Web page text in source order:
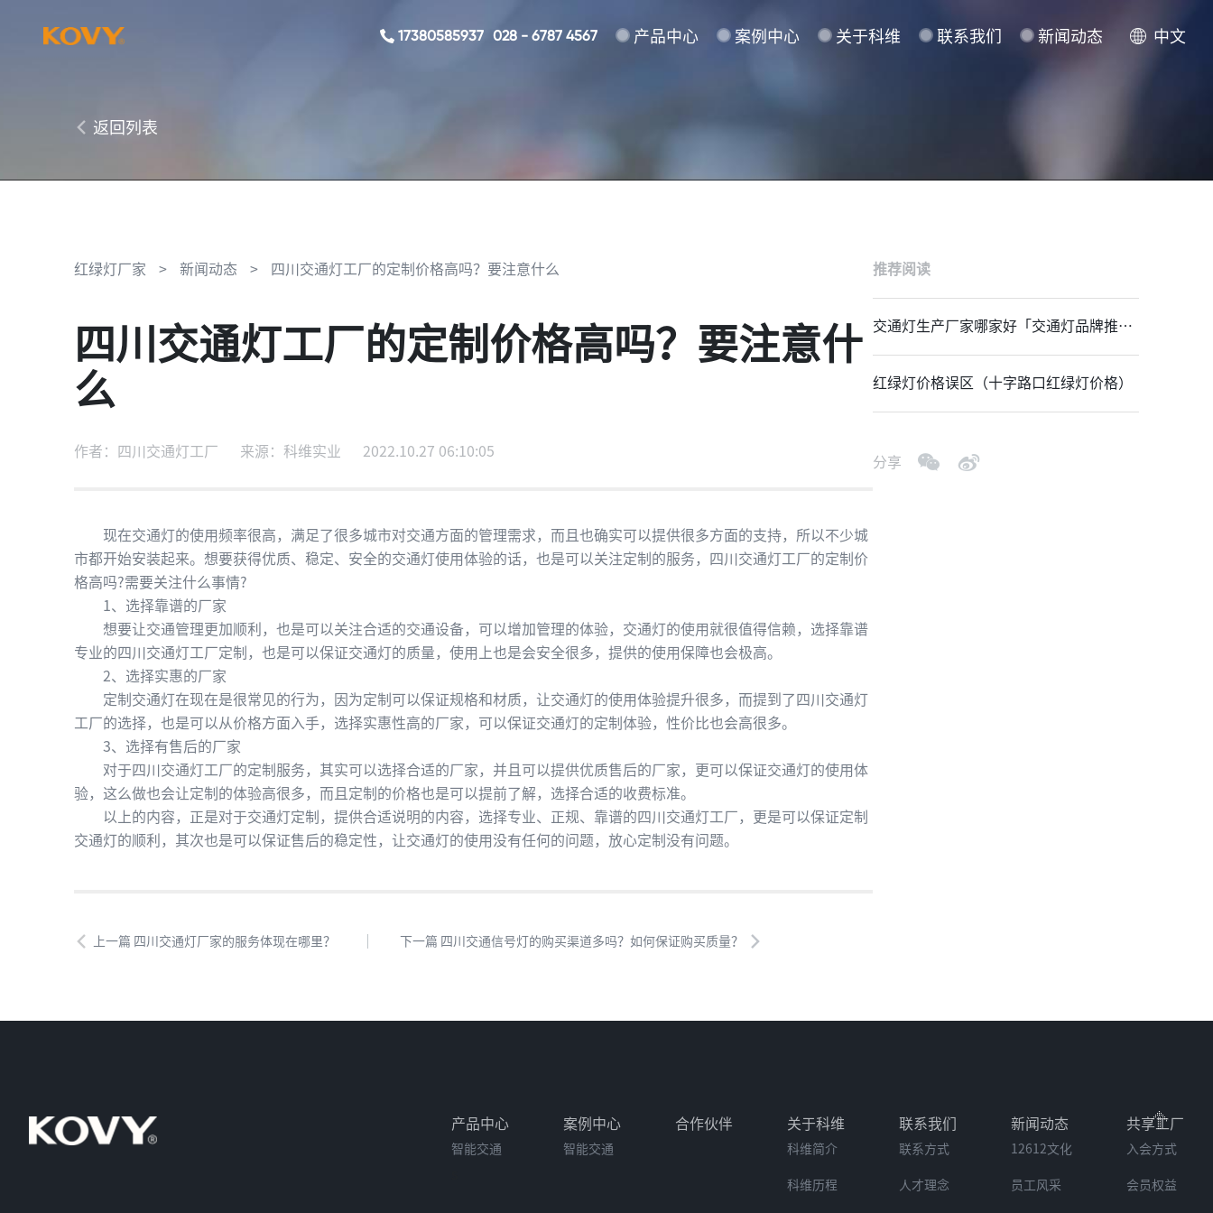
17380585937 028 - 6787 4567 产品中心 案例中心 关于科维 联系我们 新闻动态 中文
返回列表
红绿灯厂家 > 新闻动态 > 四川交通灯工厂的定制价格高吗？要注意什么
四川交通灯工厂的定制价格高吗？要注意什
么
作者：四川交通灯工厂 来源：科维实业 2022.10.27 06:10:05
现在交通灯的使用频率很高，满足了很多城市对交通方面的管理需求，而且也确实可以提供很多方面的支持，所以不少城
市都开始安装起来。想要获得优质、稳定、安全的交通灯使用体验的话，也是可以关注定制的服务，四川交通灯工厂的定制价
格高吗?需要关注什么事情?
1、选择靠谱的厂家
想要让交通管理更加顺利，也是可以关注合适的交通设备，可以增加管理的体验，交通灯的使用就很值得信赖，选择靠谱
专业的四川交通灯工厂定制，也是可以保证交通灯的质量，使用上也是会安全很多，提供的使用保障也会极高。
2、选择实惠的厂家
定制交通灯在现在是很常见的行为，因为定制可以保证规格和材质，让交通灯的使用体验提升很多，而提到了四川交通灯
工厂的选择，也是可以从价格方面入手，选择实惠性高的厂家，可以保证交通灯的定制体验，性价比也会高很多。
3、选择有售后的厂家
对于四川交通灯工厂的定制服务，其实可以选择合适的厂家，并且可以提供优质售后的厂家，更可以保证交通灯的使用体
验，这么做也会让定制的体验高很多，而且定制的价格也是可以提前了解，选择合适的收费标准。
以上的内容，正是对于交通灯定制，提供合适说明的内容，选择专业、正规、靠谱的四川交通灯工厂，更是可以保证定制
交通灯的顺利，其次也是可以保证售后的稳定性，让交通灯的使用没有任何的问题，放心定制没有问题。
上一篇 四川交通灯厂家的服务体现在哪里？ 下一篇 四川交通信号灯的购买渠道多吗？如何保证购买质量？
推荐阅读
交通灯生产厂家哪家好「交通灯品牌推
红绿灯价格误区（十字路口红绿灯价格）
分享
产品中心
智能交通
案例中心
智能交通
合作伙伴 关于科维
科维简介
科维历程
联系我们
联系方式
人才理念
新闻动态
12612文化
员工风采
共享工厂
入会方式
会员权益